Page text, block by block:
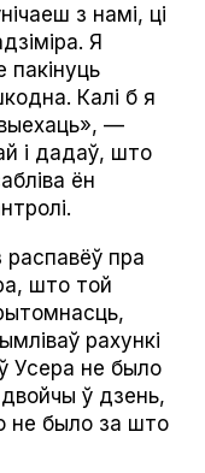
з намі, ці
Я
пакінуць
Калі б я
выехаць», —
і дадаў, што
ён
распавёў пра
што той
рахункі
Усера не было
ў дзень,
не было за што